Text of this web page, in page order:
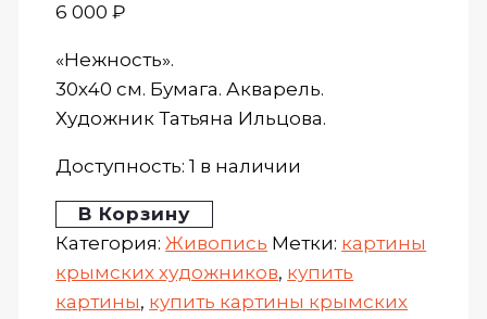
6 000₽
«Нежность».
30х40 см. Бумага. Акварель.
Художник Татьяна Ильцова.
Доступность: 1 в наличии
В Корзину
Категория:Живопись Метки: картины
крымских художников, купить
картины, купить картины крымских